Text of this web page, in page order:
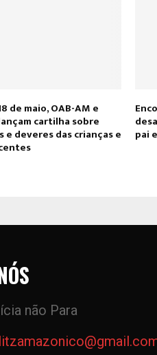
de maio, OAB-AM e
cartilha sobre
deveres das crianças e pai
não Para